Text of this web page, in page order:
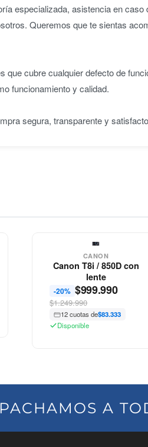
especializada, asistencia en
Queremos que te sientas
cubre cualquier defecto de
funcionamiento y calidad.
segura, transparente y
CANON
Canon T8i / 850D con
lente
-20% $999.990
$1.249.990
12 cuotas de$83.333
Disponible
A